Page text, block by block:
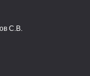
С.В.